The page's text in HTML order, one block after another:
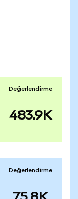
Değerlendirme
483.9K
Değerlendirme